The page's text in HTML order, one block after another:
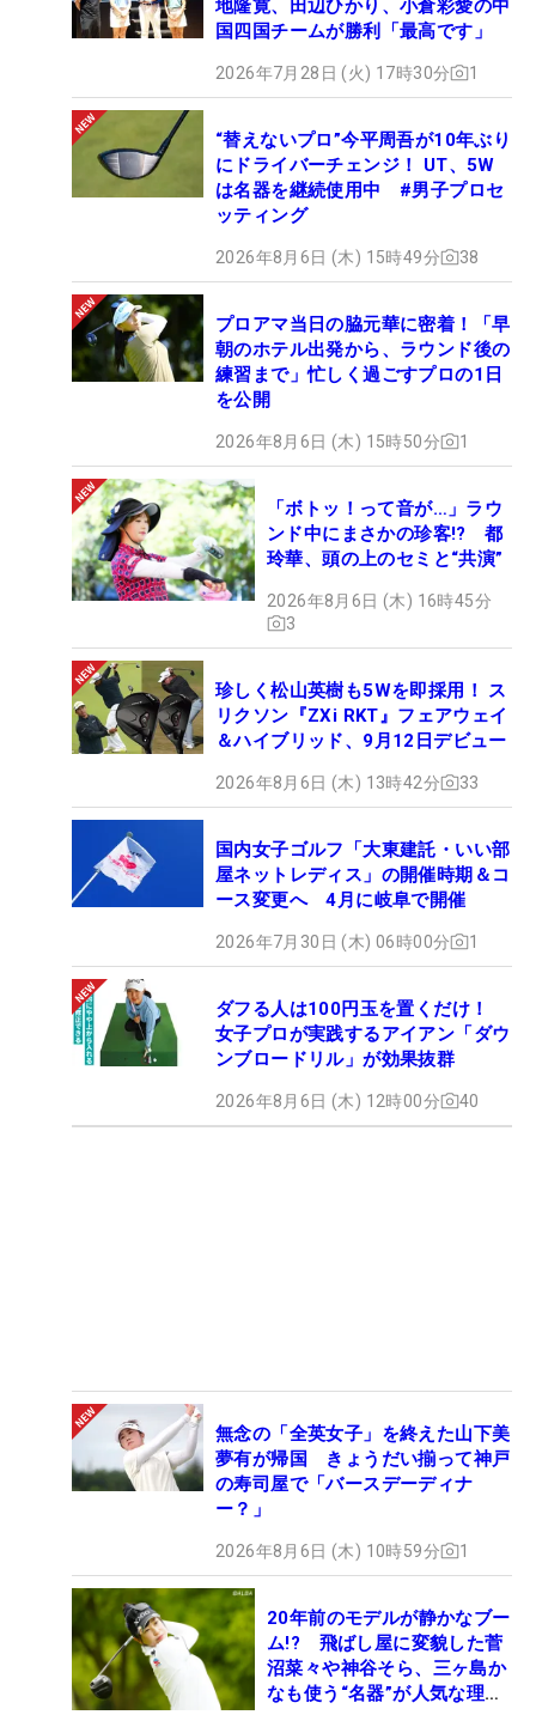
地隆寛、田辺ひかり、小倉彩愛の中
国四国チームが勝利「最高です」
2026年7月28日 (火) 17時30分 1
“替えないプロ”今平周吾が10年ぶり
にドライバーチェンジ！ UT、5W
は名器を継続使用中 #男子プロセ
ッティング
2026年8月6日 (木) 15時49分 38
プロアマ当日の脇元華に密着！「早
朝のホテル出発から、ラウンド後の
練習まで」忙しく過ごすプロの1日
を公開
2026年8月6日 (木) 15時50分 1
「ボトッ！って音が…」ラウ
ンド中にまさかの珍客!? 都
玲華、頭の上のセミと“共演”
2026年8月6日 (木) 16時45分
3
珍しく松山英樹も5Wを即採用！ ス
リクソン『ZXi RKT』フェアウェイ
＆ハイブリッド、9月12日デビュー
2026年8月6日 (木) 13時42分 33
国内女子ゴルフ「大東建託・いい部
屋ネットレディス」の開催時期＆コ
ース変更へ 4月に岐阜で開催
2026年7月30日 (木) 06時00分 1
ダフる人は100円玉を置くだけ！
女子プロが実践するアイアン「ダウ
ンブロードリル」が効果抜群
2026年8月6日 (木) 12時00分 40
無念の「全英女子」を終えた山下美
夢有が帰国 きょうだい揃って神戸
の寿司屋で「バースデーディナ
ー？」
2026年8月6日 (木) 10時59分 1
20年前のモデルが静かなブー
ム!? 飛ばし屋に変貌した菅
沼菜々や神谷そら、三ヶ島か
なも使う“名器”が人気な理由